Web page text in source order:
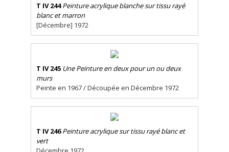
T IV 244 Peinture acrylique blanche sur tissu rayé
blanc et marron
[Décembre] 1972
T IV 245 Une Peinture en deux pour un ou deux
murs
Peinte en 1967 / Découpée en Décembre 1972
T IV 246 Peinture acrylique sur tissu rayé blanc et
vert